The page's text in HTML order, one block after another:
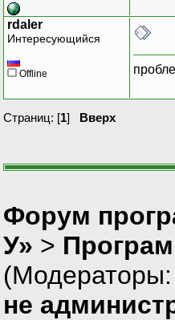
rdaler
Интересующийся
Offline
Страниц: [1] Вверх
Форум
У» >
(Модераторы:
не